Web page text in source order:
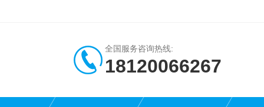
全国服务咨询热线:
18120066267